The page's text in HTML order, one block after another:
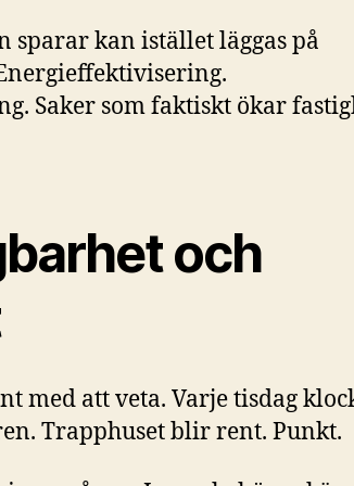
sparar kan istället läggas på
Saker som faktiskt ökar
och
med att veta. Varje tisdag
Trapphuset blir rent. Punkt.